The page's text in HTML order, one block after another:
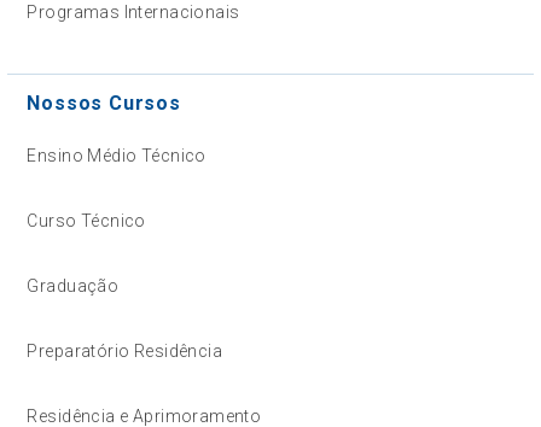
Programas Internacionais
Nossos Cursos
Ensino Médio Técnico
Curso Técnico
Graduação
Preparatório Residência
Residência e Aprimoramento